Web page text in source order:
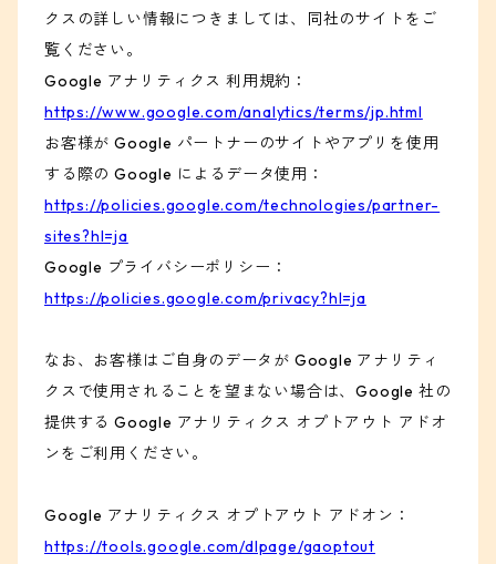
クスの詳しい情報につきましては、同社のサイトをご
覧ください。
Google アナリティクス 利用規約：
https://www.google.com/analytics/terms/jp.html
お客様が Google パートナーのサイトやアプリを使用
する際の Google によるデータ使用：
https://policies.google.com/technologies/partner-
sites?hl=ja
Google プライバシーポリシー：
https://policies.google.com/privacy?hl=ja
なお、お客様はご自身のデータが Google アナリティ
クスで使用されることを望まない場合は、Google 社の
提供する Google アナリティクス オプトアウト アドオ
ンをご利用ください。
Google アナリティクス オプトアウト アドオン：
https://tools.google.com/dlpage/gaoptout